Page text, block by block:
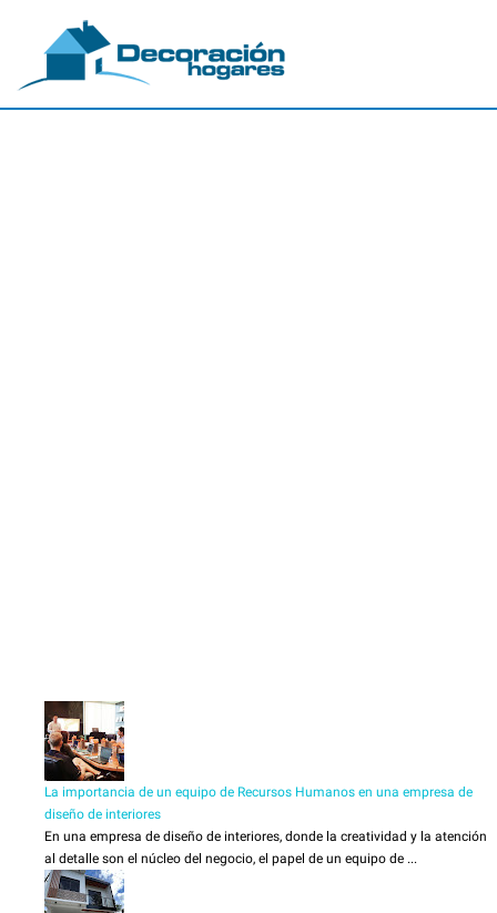
La importancia de un equipo de Recursos Humanos en una empresa de
diseño de interiores
En una empresa de diseño de interiores, donde la creatividad y la atención
al detalle son el núcleo del negocio, el papel de un equipo de ...